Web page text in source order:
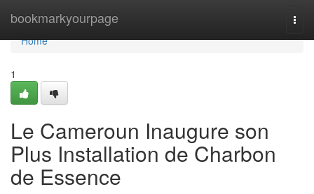
bookmarkyourpage
Home
Home
1
Le Cameroun Inaugure son
Plus Installation de Charbon
de Essence